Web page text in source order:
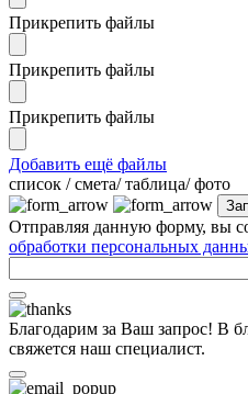
Прикрепить файлы
Прикрепить файлы
Прикрепить файлы
Добавить ещё файлы
cписок / смета/ таблица/ фото
Отправляя данную форму, вы
обработки персональных
Благодарим за Ваш запрос! В
свяжется наш специалист.